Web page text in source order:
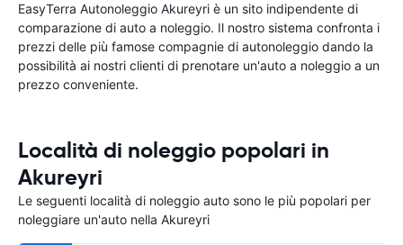
EasyTerra Autonoleggio Akureyri è un sito indipendente di
comparazione di auto a noleggio. Il nostro sistema confronta i
prezzi delle più famose compagnie di autonoleggio dando la
possibilità ai nostri clienti di prenotare un'auto a noleggio a un
prezzo conveniente.
Località di noleggio popolari in
Akureyri
Le seguenti località di noleggio auto sono le più popolari per
noleggiare un'auto nella Akureyri